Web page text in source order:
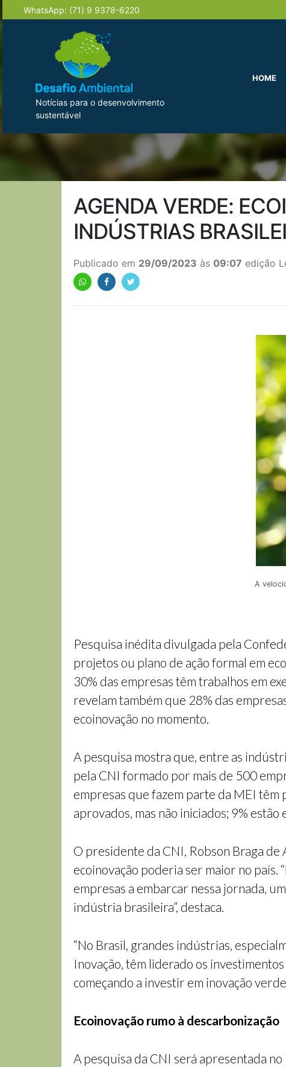
WhatsApp: (71) 9 9378-6220
Notícias para o desenvolvimento
sustentável
HOME
AGENDA VERDE:
INDÚSTRIAS
Publicado em 29/09/2023 às 09:07 edição
A
Pesquisa inédita divulgada pela
projetos ou plano de ação formal em
30% das empresas têm trabalhos em
revelam também que 28% das
ecoinovação no momento.
A pesquisa mostra que, entre as
pela CNI formado por mais de 500
empresas que fazem parte da MEI têm
aprovados, mas não iniciados; 9%
O presidente da CNI, Robson Braga
ecoinovação poderia ser maior no país.
empresas a embarcar nessa jornada,
indústria brasileira”, destaca.
“No Brasil, grandes indústrias,
Inovação, têm liderado os
começando a investir em inovação
Ecoinovação rumo à descarbonização
A pesquisa da CNI será apresentada